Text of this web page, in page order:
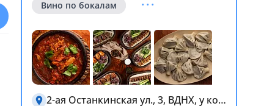
Вино по бокалам
2-ая Останкинская ул., 3, ВДНХ, у колеса обозрения «Солнце Москвы»